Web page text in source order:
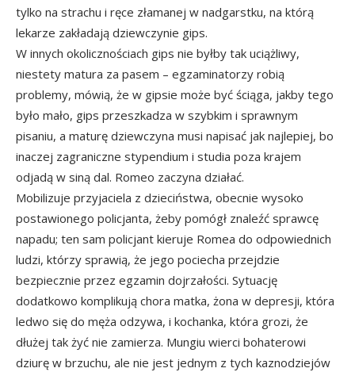
tylko na strachu i ręce złamanej w nadgarstku, na którą
lekarze zakładają dziewczynie gips.
W innych okolicznościach gips nie byłby tak uciążliwy,
niestety matura za pasem – egzaminatorzy robią
problemy, mówią, że w gipsie może być ściąga, jakby tego
było mało, gips przeszkadza w szybkim i sprawnym
pisaniu, a maturę dziewczyna musi napisać jak najlepiej, bo
inaczej zagraniczne stypendium i studia poza krajem
odjadą w siną dal. Romeo zaczyna działać.
Mobilizuje przyjaciela z dzieciństwa, obecnie wysoko
postawionego policjanta, żeby pomógł znaleźć sprawcę
napadu; ten sam policjant kieruje Romea do odpowiednich
ludzi, którzy sprawią, że jego pociecha przejdzie
bezpiecznie przez egzamin dojrzałości. Sytuację
dodatkowo komplikują chora matka, żona w depresji, która
ledwo się do męża odzywa, i kochanka, która grozi, że
dłużej tak żyć nie zamierza. Mungiu wierci bohaterowi
dziurę w brzuchu, ale nie jest jednym z tych kaznodziejów